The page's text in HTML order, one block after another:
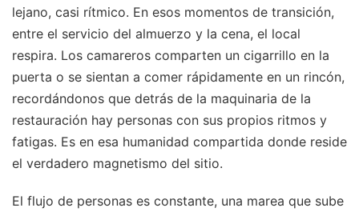
lejano, casi rítmico. En esos momentos de transición,
entre el servicio del almuerzo y la cena, el local
respira. Los camareros comparten un cigarrillo en la
puerta o se sientan a comer rápidamente en un rincón,
recordándonos que detrás de la maquinaria de la
restauración hay personas con sus propios ritmos y
fatigas. Es en esa humanidad compartida donde reside
el verdadero magnetismo del sitio.
El flujo de personas es constante, una marea que sube